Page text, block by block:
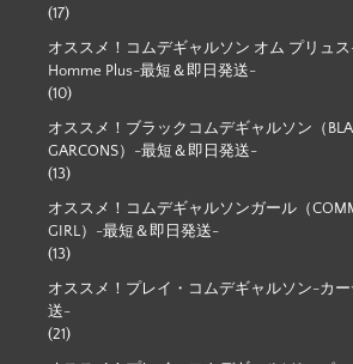
(17)
オススメ！コムデギャルソン オム プリュ
Homme Plus-最短＆即日発送-
(10)
オススメ！ブラックコムデギャルソン（
GARCONS）-最短＆即日発送-
(13)
オススメ！コムデギャルソンガール（
GIRL）-最短＆即日発送-
(13)
オススメ！プレイ・コムデギャルソン-カ
送-
(21)